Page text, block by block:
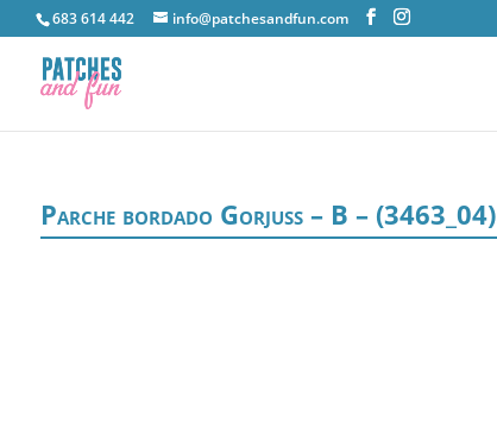
683 614 442 info@patchesandfun.com
Parche bordado Gorjuss – B – (3463_04)